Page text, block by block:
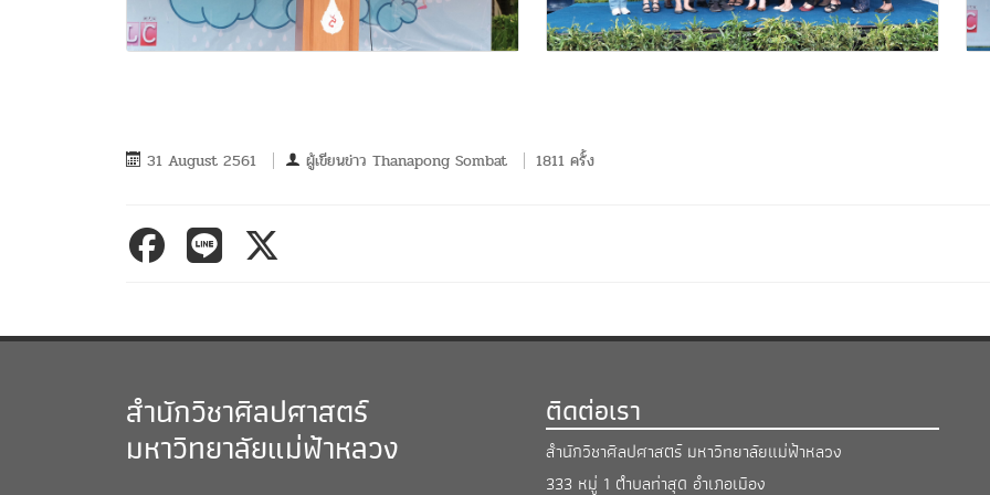
31 August 2561 ผู้เขียนข่าว Thanapong Sombat 1811 ครั้ง
สำนักวิชาศิลปศาสตร์
มหาวิทยาลัยแม่ฟ้าหลวง
ติดต่อเรา
สำนักวิชาศิลปศาสตร์ มหาวิทยาลัยแม่ฟ้าหลวง
333 หมู่ 1 ตำบลท่าสุด อำเภอเมือง